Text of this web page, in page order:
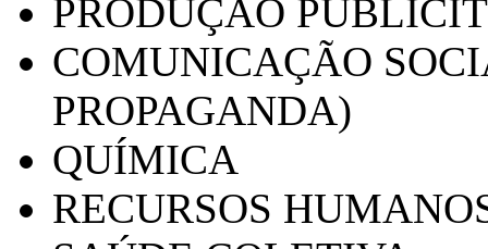
PRODUÇÃO
COMUNICAÇÃO
PROPAGANDA)
QUÍMICA
RECURSOS